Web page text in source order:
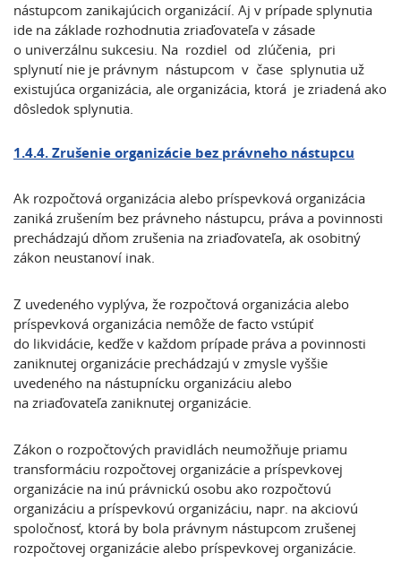
nástupcom zanikajúcich organizácií. Aj v prípade splynutia
ide na základe rozhodnutia zriaďovateľa v zásade
o univerzálnu sukcesiu. Na rozdiel od zlúčenia, pri
splynutí nie je právnym nástupcom v čase splynutia už
existujúca organizácia, ale organizácia, ktorá je zriadená ako
dôsledok splynutia.
1.4.4. Zrušenie organizácie bez právneho nástupcu
Ak rozpočtová organizácia alebo príspevková organizácia
zaniká zrušením bez právneho nástupcu, práva a povinnosti
prechádzajú dňom zrušenia na zriaďovateľa, ak osobitný
zákon neustanoví inak.
Z uvedeného vyplýva, že rozpočtová organizácia alebo
príspevková organizácia nemôže de facto vstúpiť
do likvidácie, keďže v každom prípade práva a povinnosti
zaniknutej organizácie prechádzajú v zmysle vyššie
uvedeného na nástupnícku organizáciu alebo
na zriaďovateľa zaniknutej organizácie.
Zákon o rozpočtových pravidlách neumožňuje priamu
transformáciu rozpočtovej organizácie a príspevkovej
organizácie na inú právnickú osobu ako rozpočtovú
organizáciu a príspevkovú organizáciu, napr. na akciovú
spoločnosť, ktorá by bola právnym nástupcom zrušenej
rozpočtovej organizácie alebo príspevkovej organizácie.